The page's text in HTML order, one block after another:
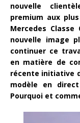
nouvelle
premium aux
Mercedes
nouvelle image
continuer ce
en matière de
récente initiative
modèle en
Pourquoi et